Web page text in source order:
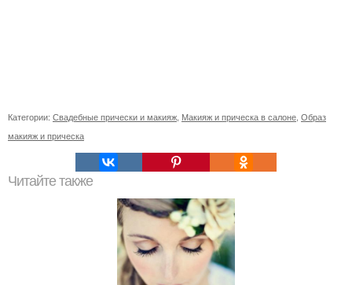
Категории: Свадебные прически и макияж Макияж и прическа в салоне Образ
макияж и прическа
Читайте также